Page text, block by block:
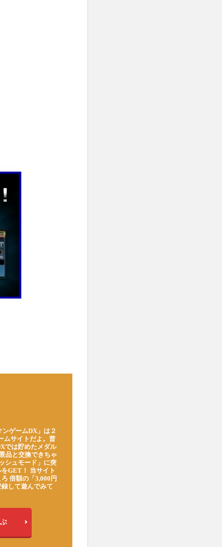
ゲームDX」は２
ムサイトだよ。普
では貯めたメダル
品と交換できちゃ
シュモード」に突
GET！ 当サイト
倍額の「3,000円
して遊んでみて